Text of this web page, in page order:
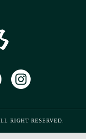
RIGHT RESERVED.